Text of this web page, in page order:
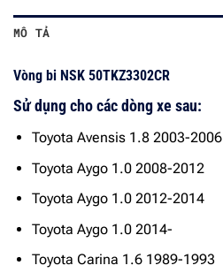
MÔ TẢ
Vòng bi NSK 50TKZ3302CR
Sử dụng cho các dòng xe sau:
Toyota Avensis 1.8 2003-2006
Toyota Aygo 1.0 2008-2012
Toyota Aygo 1.0 2012-2014
Toyota Aygo 1.0 2014-
Toyota Carina 1.6 1989-1993